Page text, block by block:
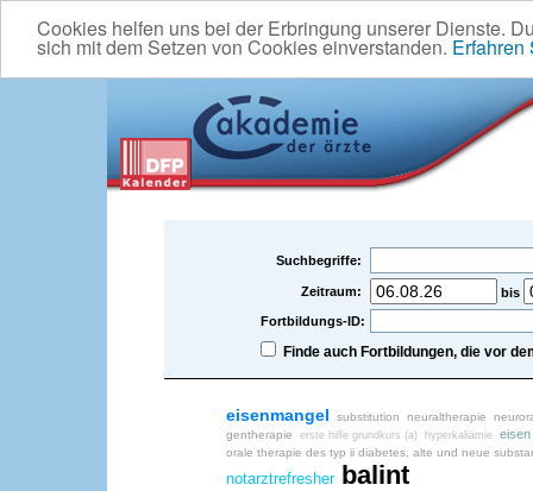
Cookies helfen uns bei der Erbringung unserer Dienste.
sich mit dem Setzen von Cookies einverstanden. Erfahren
Suchbegriffe:
Zeitraum:
bis
Fortbildungs-ID:
Finde auch Fortbildungen, die vor
eisenmangel substitution neuraltherapie
gentherapie
erste hilfe grundkurs (a) hyperkaliämie eisen
orale therapie des typ ii diabetes, alte und neue
notarztrefresher balint